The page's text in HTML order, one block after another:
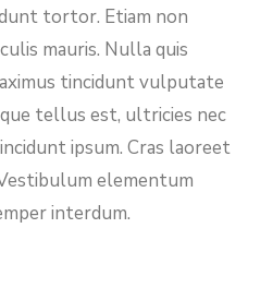
tortor. Etiam non
mauris. Nulla quis
tincidunt vulputate
tellus est, ultricies nec
ipsum. Cras laoreet
elementum
interdum.